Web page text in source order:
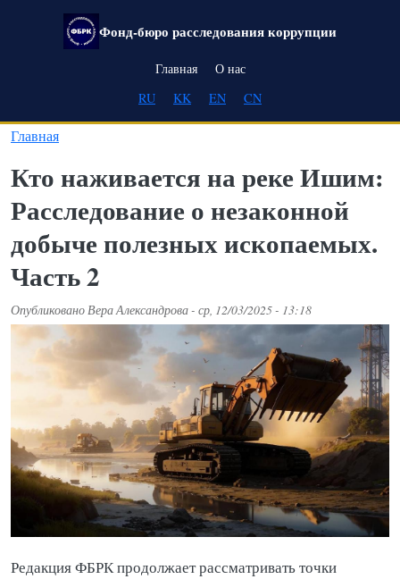
Перейти к основному содержанию
Фонд-бюро расследования коррупции
Main navigation
Главная
О нас
RU
KK EN CN
Главная
Кто наживается на реке Ишим:
Расследование о незаконной
добыче полезных ископаемых.
Часть 2
ОпубликованоВера Александрова- ср, 12/03/2025 - 13:18
Редакция ФБРК продолжает рассматривать точки